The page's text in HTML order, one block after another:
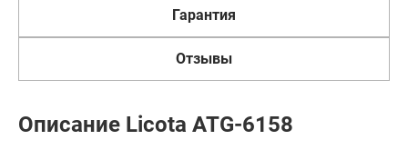
Гарантия
Отзывы
Описание Licota ATG-6158